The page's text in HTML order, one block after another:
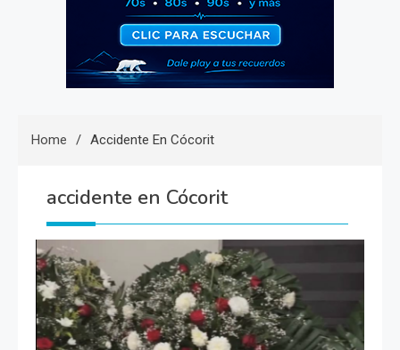
Home Accidente En Cócorit
accidente en Cócorit